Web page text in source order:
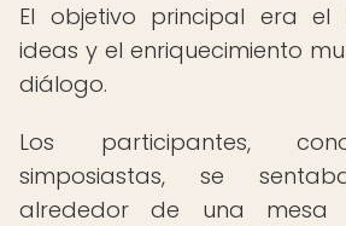
El objetivo principal era el
ideas y el enriquecimiento
diálogo.
Los participantes,
simposiastas, se
alrededor de una mesa